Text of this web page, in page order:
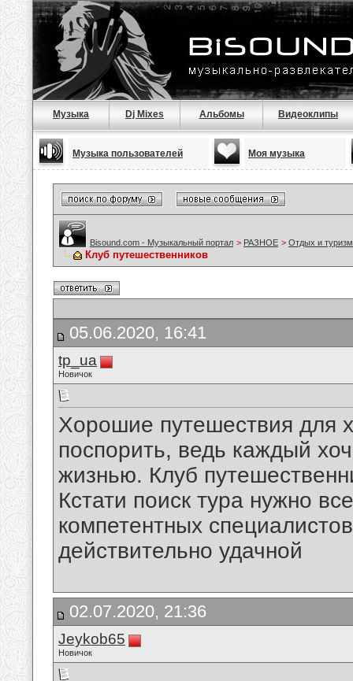
Музыка Dj Mixes Альбомы Видеоклипы
Музыка пользователей Моя музыка
Bisound.com - Музыкальный портал > РАЗНОЕ > Отдых и туризм
Клуб путешественников
05.06.2020, 16:41
tp_ua
Новичок
Хорошие путешествия для
поспорить, ведь каждый
жизнью. Клуб
Кстати поиск тура нужно
компетентных
действительно удачной
02.07.2020, 21:36
Jeykob65
Новичок